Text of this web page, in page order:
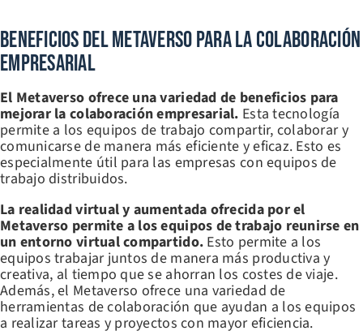
Beneficios Del Metaverso Para La Colaboración
Empresarial
El Metaverso ofrece una variedad de beneficios para
mejorar la colaboración empresarial. Esta tecnología
permite a los equipos de trabajo compartir, colaborar y
comunicarse de manera más eficiente y eficaz. Esto es
especialmente útil para las empresas con equipos de
trabajo distribuidos.
La realidad virtual y aumentada ofrecida por el
Metaverso permite a los equipos de trabajo reunirse en
un entorno virtual compartido. Esto permite a los
equipos trabajar juntos de manera más productiva y
creativa, al tiempo que se ahorran los costes de viaje.
Además, el Metaverso ofrece una variedad de
herramientas de colaboración que ayudan a los equipos
a realizar tareas y proyectos con mayor eficiencia.